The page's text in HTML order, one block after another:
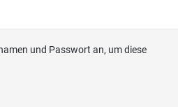
und Passwort an, um diese